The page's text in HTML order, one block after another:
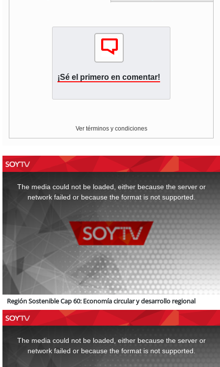
¡Sé el primero en comentar!
Ver términos y condiciones
The media could not be loaded, either because the server or
network failed or because the format is not supported.
Región Sostenible Cap 60: Economía circular y desarrollo regional
The media could not be loaded, either because the server or
network failed or because the format is not supported.